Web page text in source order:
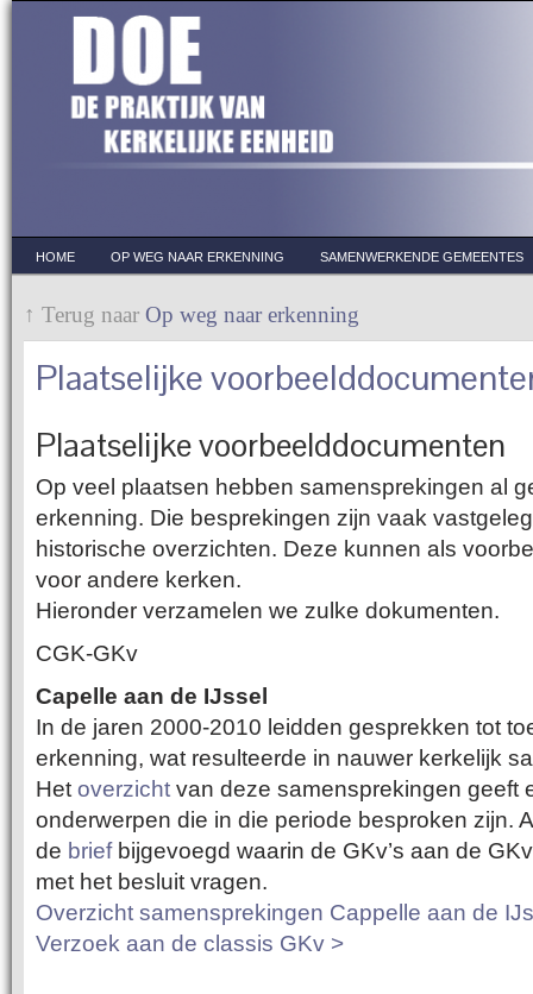
HOME OP WEG NAAR ERKENNING SAMENWERKENDE GEMEENTES
↑ Terug naar Op weg naar erkenning
Plaatselijke
Plaatselijke voorbeelddocumenten
Op veel plaatsen hebben samensprekingen al
erkenning. Die besprekingen zijn vaak
historische overzichten. Deze kunnen als
voor andere kerken.
Hieronder verzamelen we zulke dokumenten.
CGK-GKv
Capelle aan de IJssel
In de jaren 2000-2010 leidden gesprekken tot
erkenning, wat resulteerde in nauwer kerkelijk
Het overzicht van deze samensprekingen geeft
onderwerpen die in die periode besproken zijn.
de brief bijgevoegd waarin de GKv’s aan de
met het besluit vragen.
Overzicht samensprekingen Cappelle aan de
Verzoek aan de classis GKv >